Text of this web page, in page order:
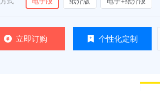
立即订购 个性化定制